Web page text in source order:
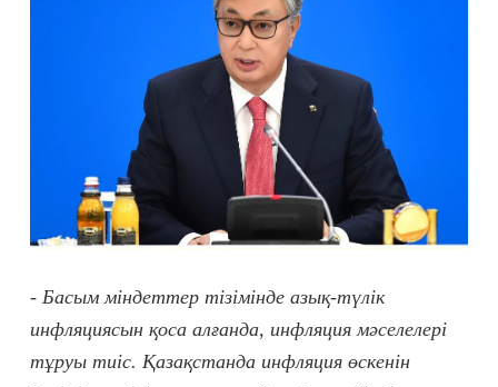
- Басым міндеттер тізімінде азық-түлік
инфляциясын қоса алғанда, инфляция мәселелері
тұруы тиіс. Қазақстанда инфляция өскенін